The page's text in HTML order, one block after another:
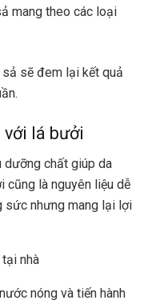
mang theo các loại
sẽ đem lại kết quả
với lá bưởi
dưỡng chất giúp da
cũng là nguyên liệu dễ
sức nhưng mang lại lợi
nhà
nóng và tiến hành